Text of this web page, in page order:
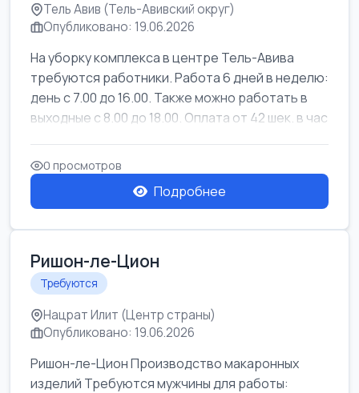
Тель Авив (Тель-Авивский округ)
Опубликовано: 19.06.2026
На уборку комплекса в центре Тель-Авива
требуются работники. Работа 6 дней в неделю:
день с 7.00 до 16.00. Также можно работать в
выходные с 8.00 до 18.00. Оплата от 42 шек. в час
0 просмотров
Подробнее
Ришон-ле-Цион
Требуются
Нацрат Илит (Центр страны)
Опубликовано: 19.06.2026
Ришон-ле-Цион Производство макаронных
изделий Требуются мужчины для работы: